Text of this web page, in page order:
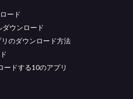
ード
ウンロード
のダウンロード方法
ードする10のアプリ